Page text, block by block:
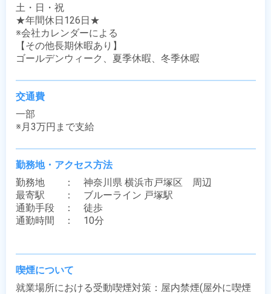
土・日・祝
★年間休日126日★
※会社カレンダーによる
【その他長期休暇あり】
ゴールデンウィーク、夏季休暇、冬季休暇
交通費
一部
※月3万円まで支給
勤務地・アクセス方法
勤務地　　：　神奈川県 横浜市戸塚区　周辺
最寄駅　　：　ブルーライン 戸塚駅
通勤手段　：　徒歩
通勤時間　：　10分
喫煙について
就業場所における受動喫煙対策：屋内禁煙(屋外に喫煙